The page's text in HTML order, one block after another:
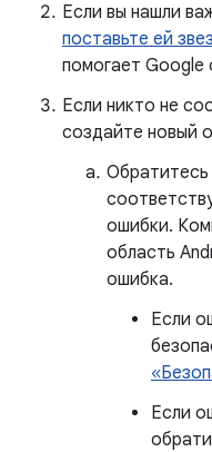
Если вы нашли
поставьте ей
помогает Google
Если никто не
создайте новый
Обратитесь
ошибки.
область
ошибка.
Если
Если